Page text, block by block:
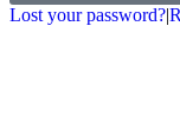
Lost your password?|